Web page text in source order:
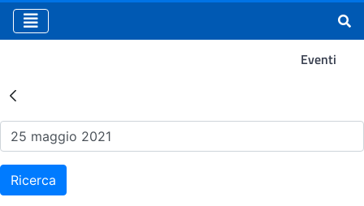
Eventi
Risultati della Ricerca -
Ricerca